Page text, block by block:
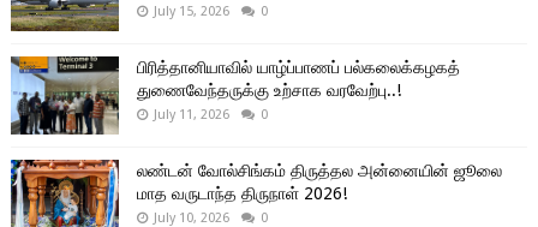
July 15, 2026 0
பிரித்தானியாவில் யாழ்ப்பாணப் பல்கலைக்கழகத்
துணைவேந்தருக்கு உற்சாக வரவேற்பு..!
July 11, 2026 0
லண்டன் வோல்சிங்கம் திருத்தல அன்னையின் ஜூலை
மாத வருடாந்த திருநாள் 2026!
July 10, 2026 0